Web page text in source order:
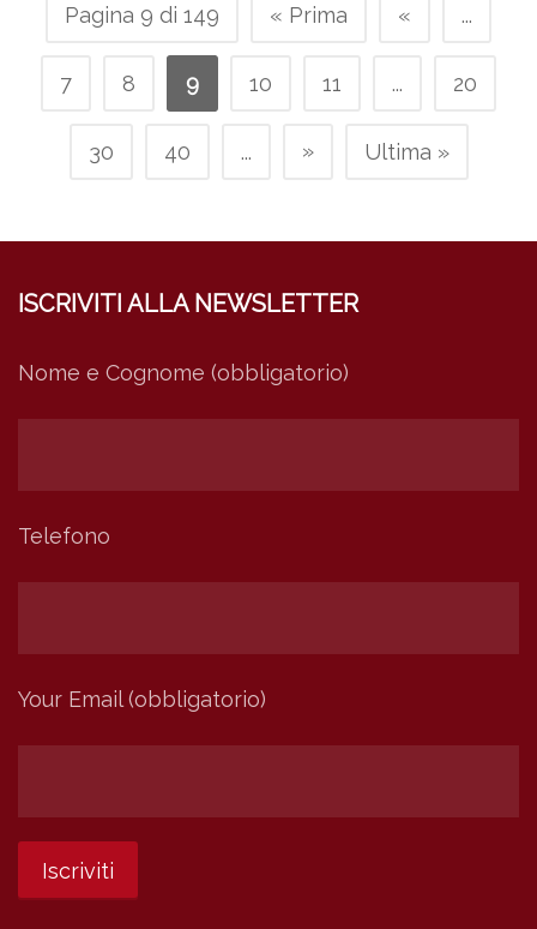
Pagina 9 di 149 « Prima « ...
7 8 9 10 11 ... 20
30 40 ... » Ultima »
ISCRIVITI ALLA NEWSLETTER
Nome e Cognome (obbligatorio)
Telefono
Your Email (obbligatorio)